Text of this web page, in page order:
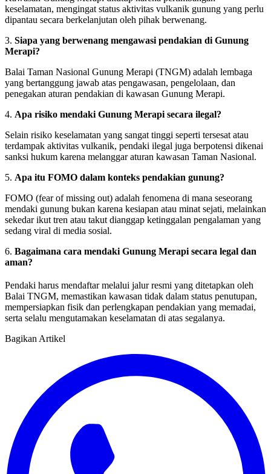
keselamatan, mengingat status aktivitas vulkanik gunung yang perlu
dipantau secara berkelanjutan oleh pihak berwenang.
3. Siapa yang berwenang mengawasi pendakian di Gunung
Merapi?
Balai Taman Nasional Gunung Merapi (TNGM) adalah lembaga
yang bertanggung jawab atas pengawasan, pengelolaan, dan
penegakan aturan pendakian di kawasan Gunung Merapi.
4. Apa risiko mendaki Gunung Merapi secara ilegal?
Selain risiko keselamatan yang sangat tinggi seperti tersesat atau
terdampak aktivitas vulkanik, pendaki ilegal juga berpotensi dikenai
sanksi hukum karena melanggar aturan kawasan Taman Nasional.
5. Apa itu FOMO dalam konteks pendakian gunung?
FOMO (fear of missing out) adalah fenomena di mana seseorang
mendaki gunung bukan karena kesiapan atau minat sejati, melainkan
sekedar ikut tren atau takut dianggap ketinggalan pengalaman yang
sedang viral di media sosial.
6. Bagaimana cara mendaki Gunung Merapi secara legal dan
aman?
Pendaki harus mendaftar melalui jalur resmi yang ditetapkan oleh
Balai TNGM, memastikan kawasan tidak dalam status penutupan,
mempersiapkan fisik dan perlengkapan pendakian yang memadai,
serta selalu mengutamakan keselamatan di atas segalanya.
Bagikan Artikel